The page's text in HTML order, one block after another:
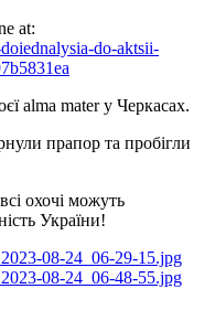
at:
do-aktsii-
alma mater у Черкасах.
прапор та пробігли
охочі можуть
України!